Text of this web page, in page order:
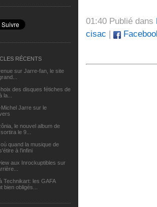
RÉCENTS
sur Jarre-fan, le site
des disques fétiches de
la...
Jarre sur le
le nouvel album de
le 9...
quand la musique de
à l'infini
aux Inrockuptibles sur
Technikart: les GAFA
bien obligés...
01:40 Publié dans
cisac |